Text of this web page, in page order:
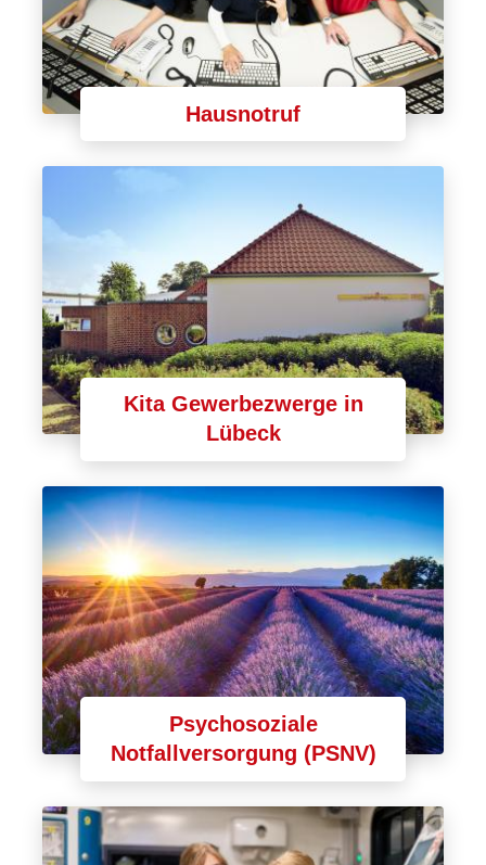
Hausnotruf
Kita Gewerbezwerge in
Lübeck
Psychosoziale
Notfallversorgung (PSNV)